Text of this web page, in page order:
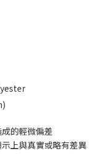
的輕微偏差
上與真實或略有差異